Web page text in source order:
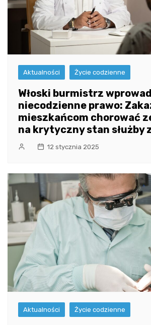
Aktualności Życie codzienne
Włoski burmistrz
niecodzienne prawo:
mieszkańcom chorować
na krytyczny stan służby
12 stycznia 2025
Aktualności Życie codzienne